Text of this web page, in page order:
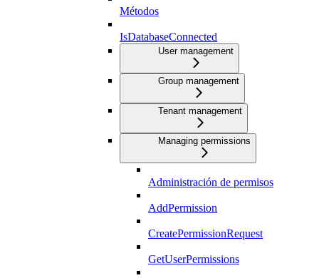
Métodos
IsDatabaseConnected
User management
Group management
Tenant management
Managing permissions
Administración de permisos
AddPermission
CreatePermissionRequest
GetUserPermissions